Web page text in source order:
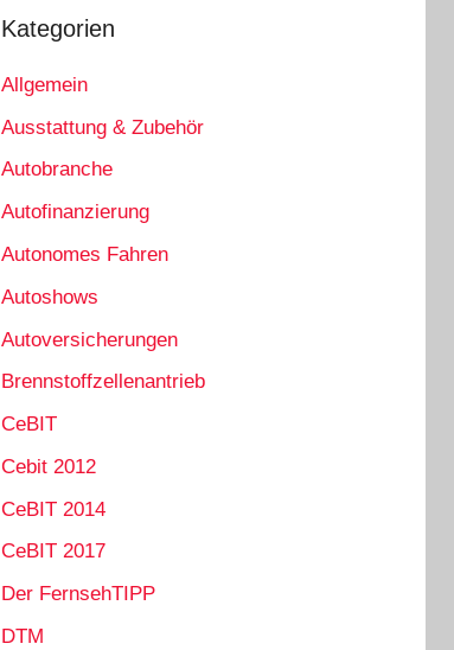
Kategorien
Allgemein
Ausstattung & Zubehör
Autobranche
Autofinanzierung
Autonomes Fahren
Autoshows
Autoversicherungen
Brennstoffzellenantrieb
CeBIT
Cebit 2012
CeBIT 2014
CeBIT 2017
Der FernsehTIPP
DTM